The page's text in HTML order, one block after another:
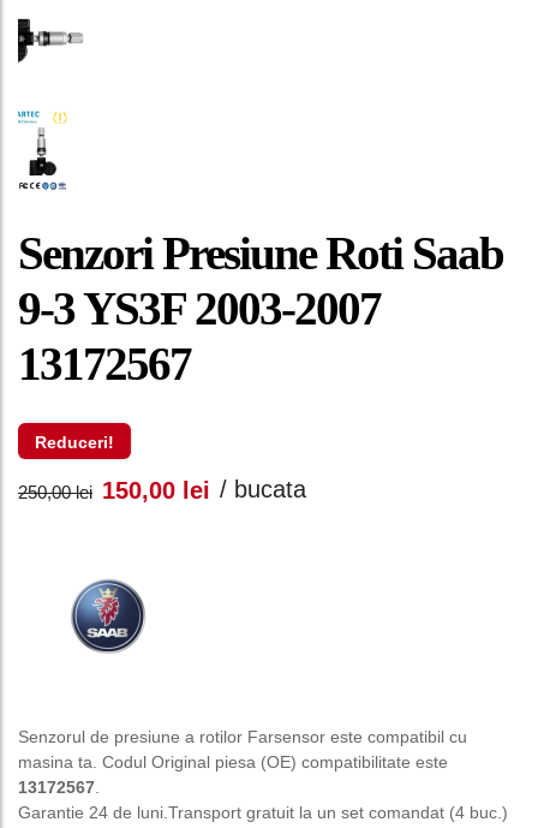
Senzori Presiune Roti Saab
9-3 YS3F 2003-2007
13172567
Reduceri!
250,00lei Prețul
a
fost:
150,00 lei Prețul
/ bucata
Senzorul de presiune a rotilor Farsensor este compatibil cu
masina ta. Codul Original piesa (OE) compatibilitate este
13172567
Garantie 24 de luni.Transport gratuit la un set comandat (4 buc.)